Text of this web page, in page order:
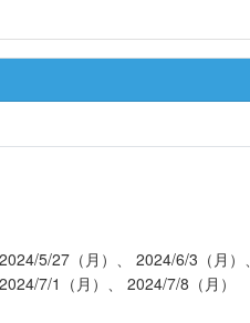
5/27（月）、 2024/6/3（月）、
7/1（月）、 2024/7/8（月）